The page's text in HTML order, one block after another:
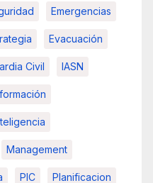
Emergencias
Evacuación
Civil IASN
Management
PIC Planificacion